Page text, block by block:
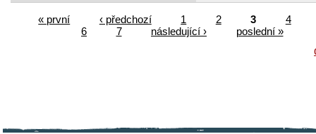
« první ‹ předchozí 1 2 3
4
6
7 následující ›
poslední »